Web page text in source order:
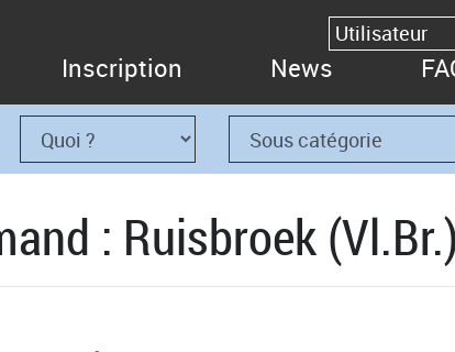
Inscription News
: Ruisbroek (Vl.Br.)